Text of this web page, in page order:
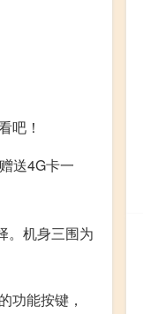
吧！
送4G卡一
。机身三围为
功能按键，